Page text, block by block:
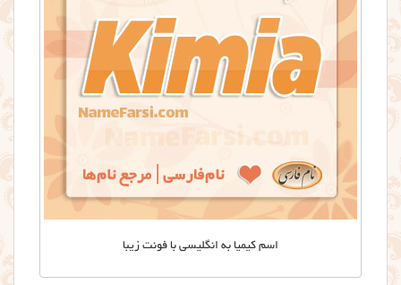
اسم کیمیا به انگلیسی با فونت زیبا